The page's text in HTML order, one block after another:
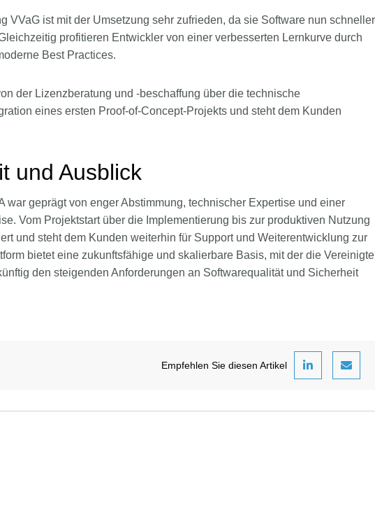
VVaG ist mit der Umsetzung sehr zufrieden, da sie Software nun schneller
profitieren Entwickler von einer verbesserten Lernkurve durch
Best Practices.
der Lizenzberatung und -beschaffung über die technische
eines ersten Proof-of-Concept-Projekts und steht dem Kunden
und Ausblick
war geprägt von enger Abstimmung, technischer Expertise und einer
Vom Projektstart über die Implementierung bis zur produktiven Nutzung
und steht dem Kunden weiterhin für Support und Weiterentwicklung zur
bietet eine zukunftsfähige und skalierbare Basis, mit der die Vereinigte
den steigenden Anforderungen an Softwarequalität und Sicherheit
Empfehlen Sie diesen Artikel